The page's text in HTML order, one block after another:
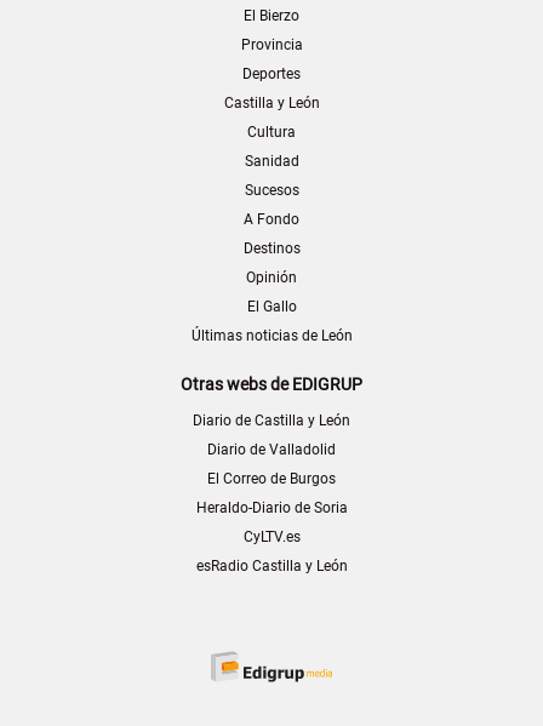
El Bierzo
Provincia
Deportes
Castilla y León
Cultura
Sanidad
Sucesos
A Fondo
Destinos
Opinión
El Gallo
Últimas noticias de León
Otras webs de EDIGRUP
Diario de Castilla y León
Diario de Valladolid
El Correo de Burgos
Heraldo-Diario de Soria
CyLTV.es
esRadio Castilla y León